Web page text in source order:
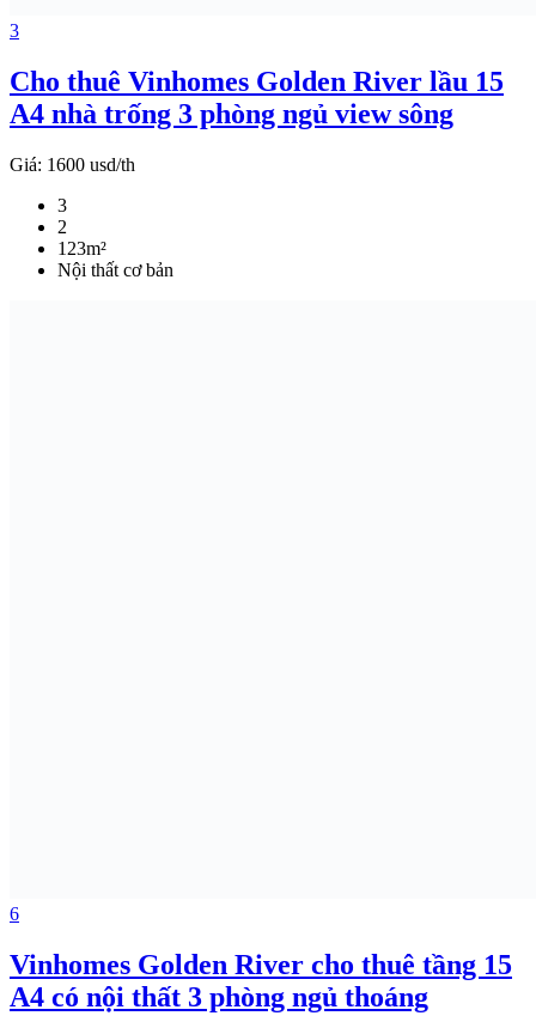
3
Cho thuê Vinhomes Golden River lầu 15
A4 nhà trống 3 phòng ngủ view sông
Giá: 1600 usd/th
3
2
123m²
Nội thất cơ bản
6
Vinhomes Golden River cho thuê tầng 15
A4 có nội thất 3 phòng ngủ thoáng